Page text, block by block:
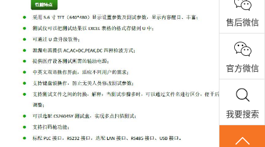
售后微信
官方微信
我要搜索